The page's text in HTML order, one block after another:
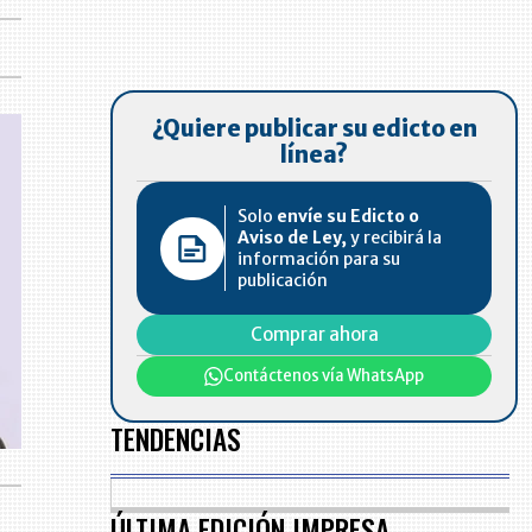
¿Quiere publicar su edicto en
línea?
Solo envíe su Edicto o
Aviso de Ley, y recibirá la
información para su
publicación
Comprar ahora
Contáctenos vía WhatsApp
TENDENCIAS